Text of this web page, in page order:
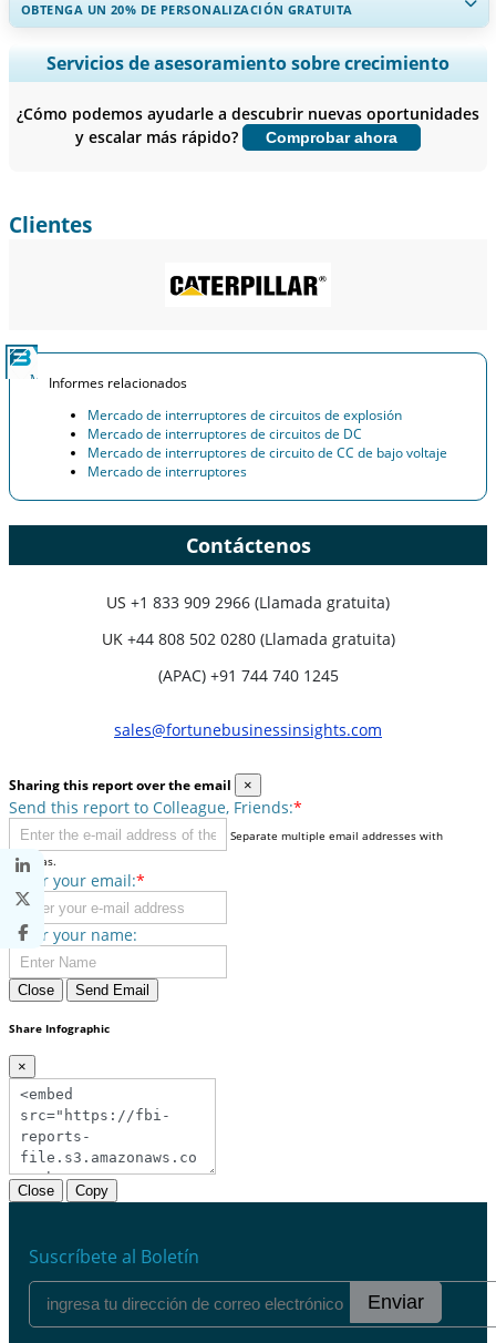
OBTENGA UN 20% DE PERSONALIZACIÓN GRATUITA
Ampliar la cobertura regional y por país, Análisis de segmentos,
Perfiles de empresas, Benchmarking competitivo, e información
Personalizar ahora
Servicios de asesoramiento sobre crecimiento
¿Cómo podemos ayudarle a descubrir nuevas oportunidades
y escalar más rápido?
Comprobar ahora
Clientes
Informes relacionados
Mercado de interruptores de circuitos de explosión
Mercado de interruptores de circuitos de DC
Mercado de interruptores de circuito de CC de bajo voltaje
Mercado de interruptores
Contáctenos
US +1 833 909 2966 (Llamada gratuita)
UK +44 808 502 0280 (Llamada gratuita)
(APAC) +91 744 740 1245
sales@fortunebusinessinsights.com
Sharing this report over the email ×
Send this report to Colleague, Friends:*
Separate multiple email addresses with
commas.
Enter your email:*
Enter your name:
Close Send Email
Share Infographic
×
Close Copy
Suscríbete al Boletín
Enviar